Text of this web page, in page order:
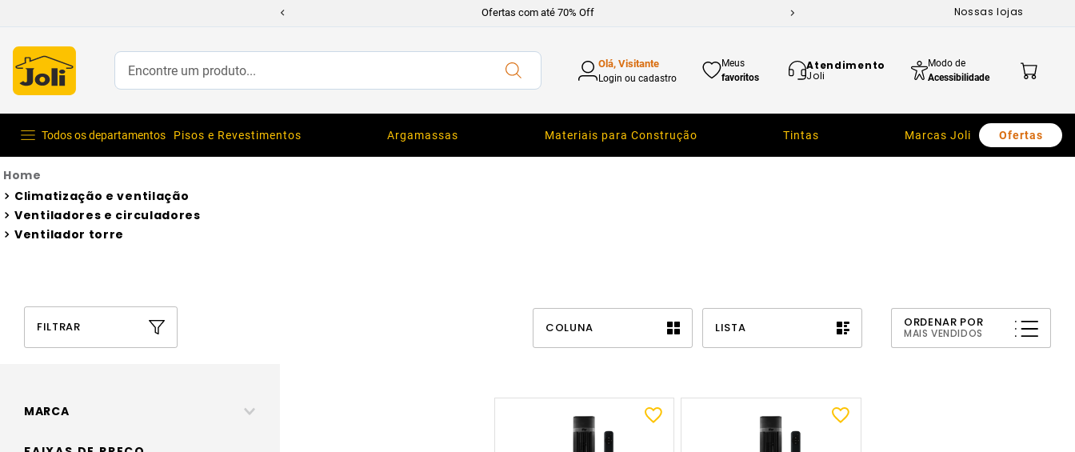
Ofertas com até 70% Off Nossas lojas
Encontre um produto... Olá, Visitante
Login ou cadastro
Meus
favoritos
Atendimento
Joli
Modo de
Acessibilidade
Todos os departamentos Pisos e Revestimentos Argamassas Materiais para Construção Tintas Marcas Joli Ofertas
Climatização e ventilação
Ventiladores e circuladores
Ventilador torre
COLUNA LISTA ORDENAR POR
MAIS VENDIDOS
FILTRAR
MARCA
Wap fora de linha